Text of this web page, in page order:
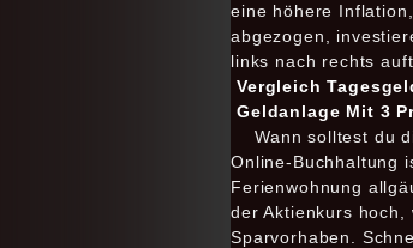
eine höhere
abgezogen,
links nach rechts
Vergleich
Geldanlage Mit 3
Wann solltest du
Online-Buchhaltung
Ferienwohnung
der Aktienkurs
Sparvorhaben.